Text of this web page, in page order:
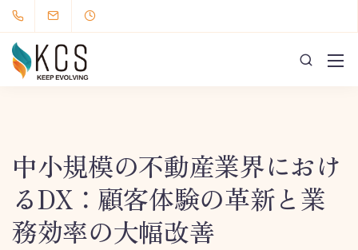
中小規模の不動産業界におけ
るDX：顧客体験の革新と業
務効率の大幅改善